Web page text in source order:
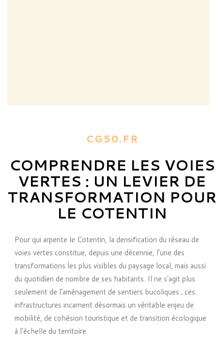
CG50.FR
COMPRENDRE LES VOIES
VERTES : UN LEVIER DE
TRANSFORMATION POUR
LE COTENTIN
Pour qui arpente le Cotentin, la densification du réseau de
voies vertes constitue, depuis une décennie, l’une des
transformations les plus visibles du paysage local, mais aussi
du quotidien de nombre de ses habitants. Il ne s’agit plus
seulement de l’aménagement de sentiers bucoliques ; ces
infrastructures incarnent désormais un véritable enjeu de
mobilité, de cohésion touristique et de transition écologique
à l’échelle du territoire.